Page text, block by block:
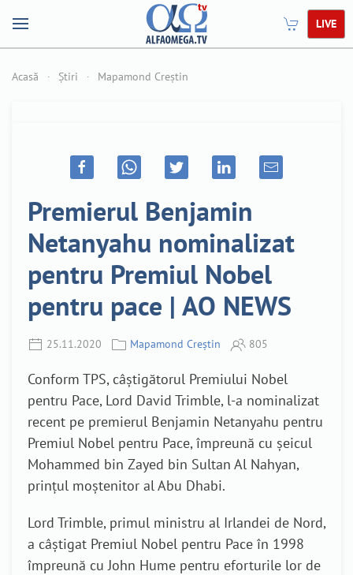
LIVE
Acasă Știri Mapamond Creștin
Premierul Benjamin
Netanyahu nominalizat
pentru Premiul Nobel
pentru pace | AO NEWS
25.11.2020 Mapamond Creștin 805
Conform TPS, câștigătorul Premiului Nobel
pentru Pace, Lord David Trimble, l-a nominalizat
recent pe premierul Benjamin Netanyahu pentru
Premiul Nobel pentru Pace, împreună cu șeicul
Mohammed bin Zayed bin Sultan Al Nahyan,
prințul moștenitor al Abu Dhabi.
Lord Trimble, primul ministru al Irlandei de Nord,
a câștigat Premiul Nobel pentru Pace în 1998
împreună cu John Hume pentru eforturile lor de